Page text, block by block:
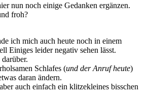
nun noch einige Gedanken ergänzen.
froh?
ich mich auch heute noch in einem
Einiges leider negativ sehen lässt.
Schlafes (und der Anruf heute)
daran ändern.
auch einfach ein klitzekleines bisschen